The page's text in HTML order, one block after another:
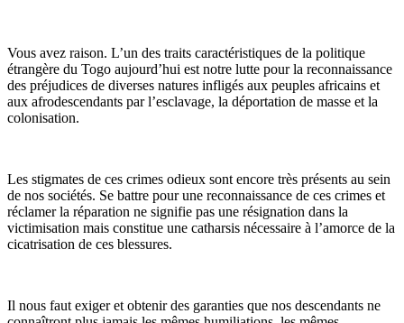
Vous avez raison. L’un des traits caractéristiques de la politique
étrangère du Togo aujourd’hui est notre lutte pour la reconnaissance
des préjudices de diverses natures infligés aux peuples africains et
aux afrodescendants par l’esclavage, la déportation de masse et la
colonisation.
Les stigmates de ces crimes odieux sont encore très présents au sein
de nos sociétés. Se battre pour une reconnaissance de ces crimes et
réclamer la réparation ne signifie pas une résignation dans la
victimisation mais constitue une catharsis nécessaire à l’amorce de la
cicatrisation de ces blessures.
Il nous faut exiger et obtenir des garanties que nos descendants ne